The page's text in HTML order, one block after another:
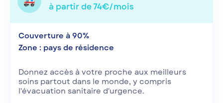
à partir de 74€/mois
Couverture à 90%
Zone : pays de résidence
Donnez accès à votre proche aux meilleurs
soins partout dans le monde, y compris
l'évacuation sanitaire d'urgence.